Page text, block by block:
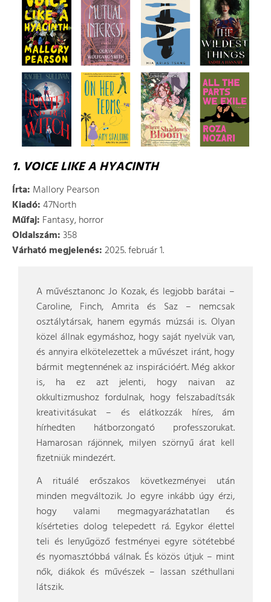
1. VOICE LIKE A HYACINTH
Írta: Mallory Pearson
Kiadó:47North
Műfaj: Fantasy, horror
Oldalszám:358
Várható megjelenés:2025. február 1.
A művésztanonc Jo Kozak, és legjobb barátai –
Caroline, Finch, Amrita és Saz – nemcsak
osztálytársak, hanem egymás múzsái is. Olyan
közel állnak egymáshoz, hogy saját nyelvük van,
és annyira elkötelezettek a művészet iránt, hogy
bármit megtennének az inspirációért. Még akkor
is, ha ez azt jelenti, hogy naivan az
okkultizmushoz fordulnak, hogy felszabadítsák
kreativitásukat – és elátkozzák híres, ám
hírhedten hátborzongató professzorukat.
Hamarosan rájönnek, milyen szörnyű árat kell
fizetniük mindezért.
A rituálé erőszakos következményei után
minden megváltozik. Jo egyre inkább úgy érzi,
hogy valami megmagyarázhatatlan és
kísérteties dolog telepedett rá. Egykor élettel
teli és lenyűgöző festményei egyre sötétebbé
és nyomasztóbbá válnak. És közös útjuk – mint
nők, diákok és művészek – lassan széthullani
látszik.